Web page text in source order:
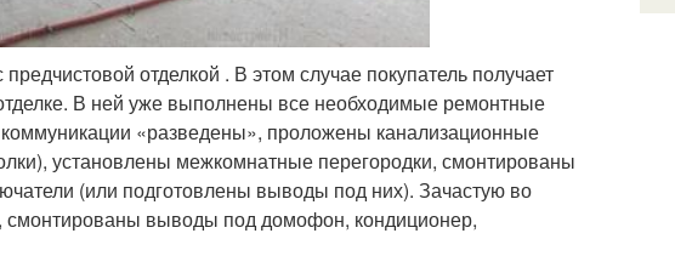
отделкой . В этом случае покупатель получает
В ней уже выполнены все необходимые ремонтные
«разведены», проложены канализационные
установлены межкомнатные перегородки, смонтированы
(или подготовлены выводы под них). Зачастую во
смонтированы выводы под домофон, кондиционер,